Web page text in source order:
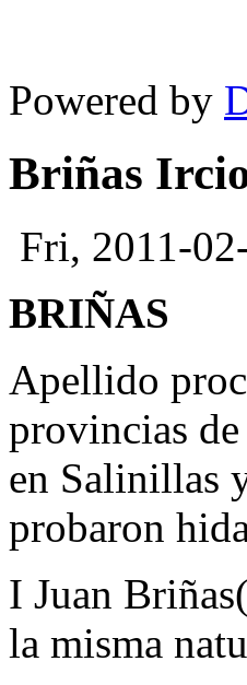
Powered by
Briñas
Fri, 2011-
BRIÑAS
Apellido
provincias
en Salinillas
probaron
I Juan
la misma